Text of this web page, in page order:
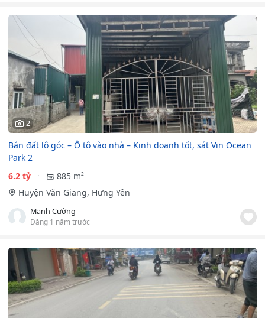
2
Bán đất lô góc – Ô tô vào nhà – Kinh doanh tốt, sát Vin Ocean
Park 2
6.2 tỷ
885 m²
Huyện Văn Giang, Hưng Yên
Manh Cường
Đăng 1 năm trước